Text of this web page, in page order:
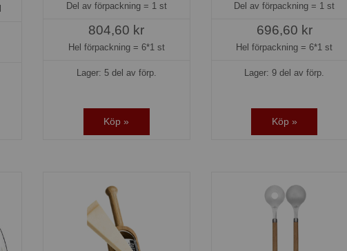
Del av förpackning = 1 st
804,60 kr
Hel förpackning = 6*1 st
Lager: 5 del av förp.
Köp »
Del av förpackning = 1 st
696,60 kr
Hel förpackning =6*1 st
Lager: 9 del av förp.
Köp »